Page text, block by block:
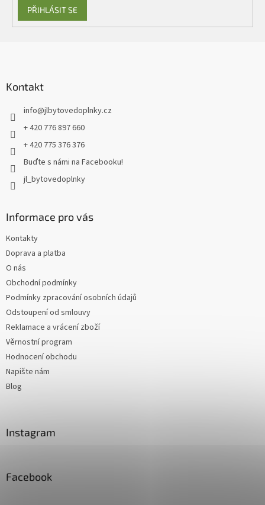
PŘIHLÁSIT SE
Kontakt
info@jlbytovedoplnky.cz
+ 420 776 897 660
+ 420 775 376 376
Buďte s námi na Facebooku!
jl_bytovedoplnky
Informace pro vás
Kontakty
Doprava a platba
O nás
Obchodní podmínky
Podmínky zpracování osobních údajů
Odstoupení od smlouvy
Reklamace a vrácení zboží
Věrnostní program
Hodnocení obchodu
Napište nám
Blog
Instagram
Facebook